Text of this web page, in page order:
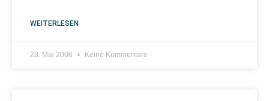
WEITERLESEN
23. Mai 2006 Keine Kommentare